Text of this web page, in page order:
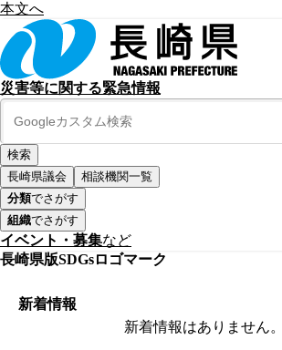
本文へ
災害等に関する緊急情報
長崎県議会
相談機関一覧
分類でさがす
組織でさがす
イベント・募集など
長崎県版SDGsロゴマーク
新着情報
新着情報はありません。